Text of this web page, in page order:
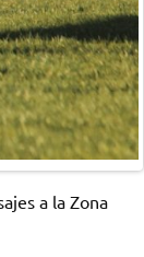
a la Zona